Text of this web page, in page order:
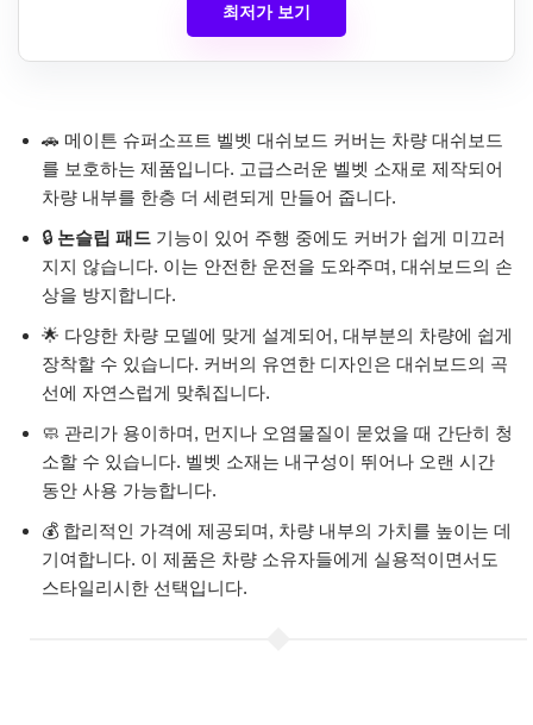
최저가 보기
🚗 메이튼 슈퍼소프트 벨벳 대쉬보드 커버는 차량 대쉬보드
를 보호하는 제품입니다. 고급스러운 벨벳 소재로 제작되어
차량 내부를 한층 더 세련되게 만들어 줍니다.
🔒 논슬립 패드 기능이 있어 주행 중에도 커버가 쉽게 미끄러
지지 않습니다. 이는 안전한 운전을 도와주며, 대쉬보드의 손
상을 방지합니다.
🌟 다양한 차량 모델에 맞게 설계되어, 대부분의 차량에 쉽게
장착할 수 있습니다. 커버의 유연한 디자인은 대쉬보드의 곡
선에 자연스럽게 맞춰집니다.
🧼 관리가 용이하며, 먼지나 오염물질이 묻었을 때 간단히 청
소할 수 있습니다. 벨벳 소재는 내구성이 뛰어나 오랜 시간
동안 사용 가능합니다.
💰 합리적인 가격에 제공되며, 차량 내부의 가치를 높이는 데
기여합니다. 이 제품은 차량 소유자들에게 실용적이면서도
스타일리시한 선택입니다.